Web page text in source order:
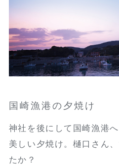
国崎漁港の夕焼け
神社を後にして国崎漁港
美しい夕焼け。樋口さん
たか？